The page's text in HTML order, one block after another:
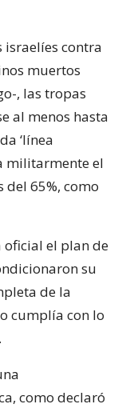
israelíes contra
muertos
, las tropas
al menos hasta
‘línea
militarmente el
del 65%, como
oficial el plan de
su
de la
cumplía con lo
como declaró